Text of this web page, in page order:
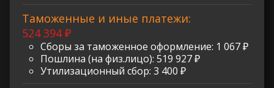
Таможенные и иные платежи:
524 394 ₽
Сборы за таможенное оформление: 1 067 ₽
Пошлина (на физ.лицо): 519 927 ₽
Утилизационный сбор: 3 400 ₽